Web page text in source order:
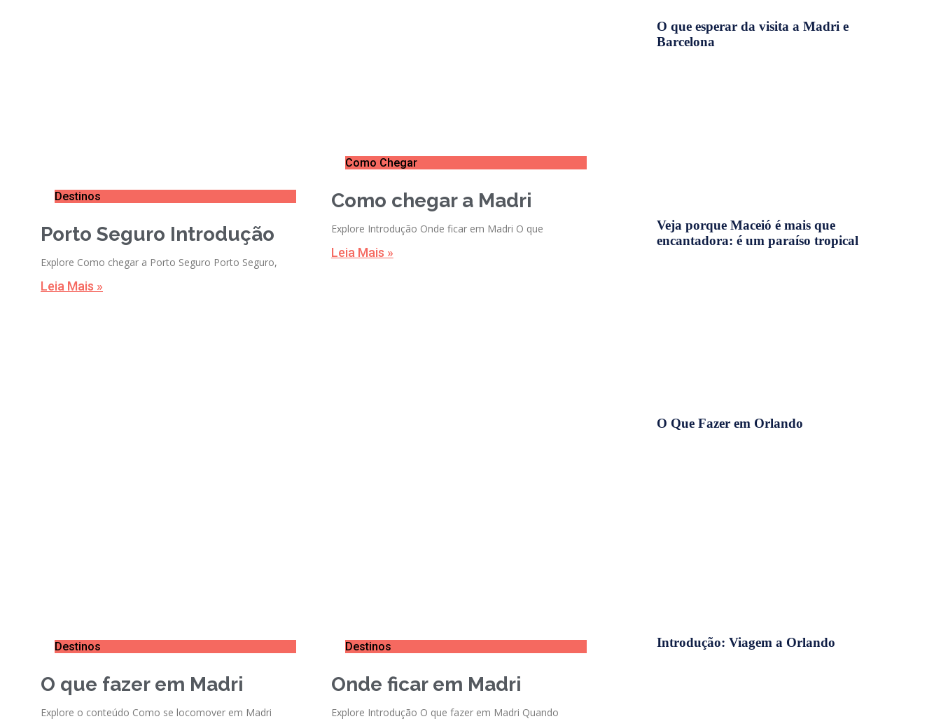
Destinos
Porto Seguro Introdução
Explore Como chegar a Porto Seguro Porto Seguro,
Leia Mais »
Como Chegar
Como chegar a Madri
Explore Introdução Onde ficar em Madri O que
Leia Mais »
Destinos
O que fazer em Madri
Explore o conteúdo Como se locomover em Madri
Destinos
Onde ficar em Madri
Explore Introdução O que fazer em Madri Quando
O que esperar da visita a Madri e
Barcelona
Veja porque Maceió é mais que
encantadora: é um paraíso tropical
O Que Fazer em Orlando
Introdução: Viagem a Orlando